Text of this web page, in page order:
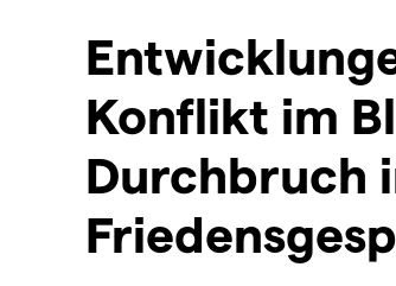
Konflikt im
Durchbruch